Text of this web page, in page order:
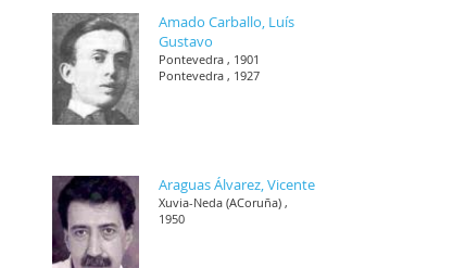
Amado Carballo, Luís
Gustavo
Pontevedra , 1901
Pontevedra , 1927
Araguas Álvarez, Vicente
Xuvia-Neda (ACoruña) ,
1950